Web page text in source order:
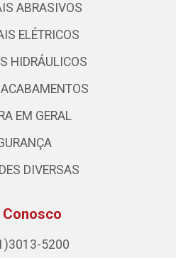
ABRASIVOS
ELÉTRICOS
HIDRÁULICOS
EM GERAL
DIVERSAS
Conosco
5200